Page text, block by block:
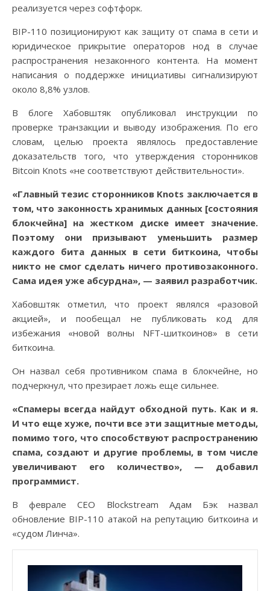
реализуется через софтфорк.
BIP-110 позиционируют как защиту от спама в сети и
юридическое прикрытие операторов нод в случае
распространения незаконного контента. На момент
написания о поддержке инициативы сигнализируют
около 8,8% узлов.
В блоге Хабовштяк опубликовал инструкции по
проверке транзакции и выводу изображения. По его
словам, целью проекта являлось предоставление
доказательств того, что утверждения сторонников
Bitcoin Knots «не соответствуют действительности».
«Главный тезис сторонников Knots заключается в
том, что законность хранимых данных [состояния
блокчейна] на жестком диске имеет значение.
Поэтому они призывают уменьшить размер
каждого бита данных в сети биткоина, чтобы
никто не смог сделать ничего противозаконного.
Сама идея уже абсурдна», — заявил разработчик.
Хабовштяк отметил, что проект являлся «разовой
акцией», и пообещал не публиковать код для
избежания «новой волны NFT-шиткоинов» в сети
биткоина.
Он назвал себя противником спама в блокчейне, но
подчеркнул, что презирает ложь еще сильнее.
«Спамеры всегда найдут обходной путь. Как и я.
И что еще хуже, почти все эти защитные методы,
помимо того, что способствуют распространению
спама, создают и другие проблемы, в том числе
увеличивают его количество», — добавил
программист.
В феврале CEO Blockstream Адам Бэк назвал
обновление BIP-110 атакой на репутацию биткоина и
«судом Линча».